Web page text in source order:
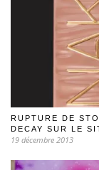
RUPTURE DE
DECAY SUR LE
19 décembre 2013